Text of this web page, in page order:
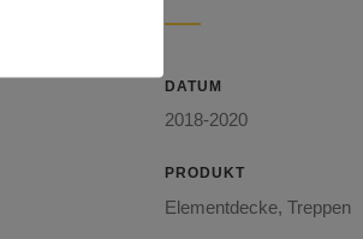
DATUM
2018-2020
PRODUKT
Elementdecke, Treppen